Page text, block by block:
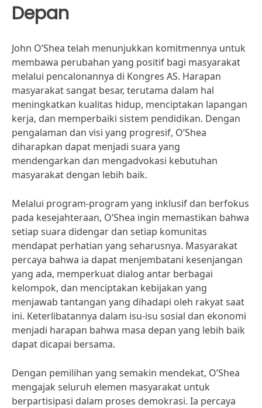
Depan
John O’Shea telah menunjukkan komitmennya untuk
membawa perubahan yang positif bagi masyarakat
melalui pencalonannya di Kongres AS. Harapan
masyarakat sangat besar, terutama dalam hal
meningkatkan kualitas hidup, menciptakan lapangan
kerja, dan memperbaiki sistem pendidikan. Dengan
pengalaman dan visi yang progresif, O’Shea
diharapkan dapat menjadi suara yang
mendengarkan dan mengadvokasi kebutuhan
masyarakat dengan lebih baik.
Melalui program-program yang inklusif dan berfokus
pada kesejahteraan, O’Shea ingin memastikan bahwa
setiap suara didengar dan setiap komunitas
mendapat perhatian yang seharusnya. Masyarakat
percaya bahwa ia dapat menjembatani kesenjangan
yang ada, memperkuat dialog antar berbagai
kelompok, dan menciptakan kebijakan yang
menjawab tantangan yang dihadapi oleh rakyat saat
ini. Keterlibatannya dalam isu-isu sosial dan ekonomi
menjadi harapan bahwa masa depan yang lebih baik
dapat dicapai bersama.
Dengan pemilihan yang semakin mendekat, O’Shea
mengajak seluruh elemen masyarakat untuk
berpartisipasi dalam proses demokrasi. Ia percaya